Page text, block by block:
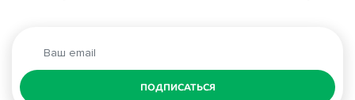
ПОДПИСАТЬСЯ